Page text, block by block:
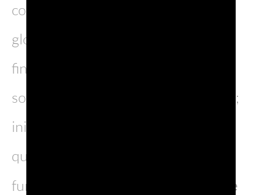
competente, di una comprensione
globale del tema e di risorse
finanziarie. Se ne ricava che la
sostenibilità è uno sforzo congiunto;
iniziative di collaborazione, come
quelle promosse dal Consorzio,
fungono da catalizzatori per l’
azione